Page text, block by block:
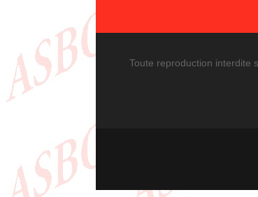
Toute reproduction interdite